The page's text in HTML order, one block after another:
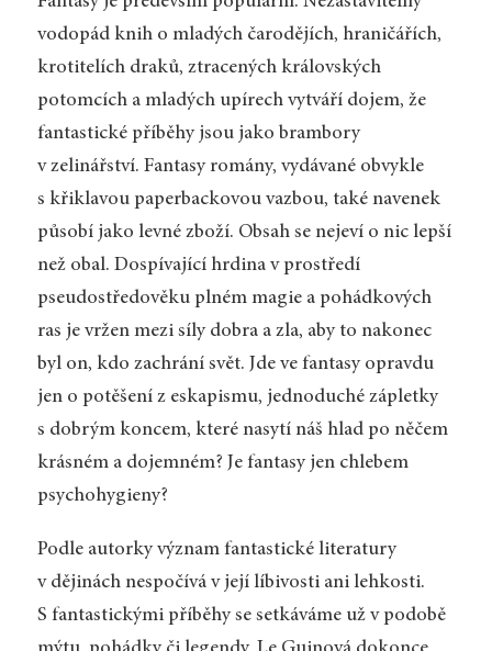
vodopád knih o mladých čarodějích, hraničářích,
krotitelích draků, ztracených královských
potomcích a mladých upírech vytváří dojem, že
fantastické příběhy jsou jako brambory
v zelinářství. Fantasy romány, vydávané obvykle
s křiklavou paperbackovou vazbou, také navenek
působí jako levné zboží. Obsah se nejeví o nic lepší
než obal. Dospívající hrdina v prostředí
pseudostředověku plném magie a pohádkových
ras je vržen mezi síly dobra a zla, aby to nakonec
byl on, kdo zachrání svět. Jde ve fantasy opravdu
jen o potěšení z eskapismu, jednoduché zápletky
s dobrým koncem, které nasytí náš hlad po něčem
krásném a dojemném? Je fantasy jen chlebem
psychohygieny?
Podle autorky význam fantastické literatury
v dějinách nespočívá v její líbivosti ani lehkosti.
S fantastickými příběhy se setkáváme už v podobě